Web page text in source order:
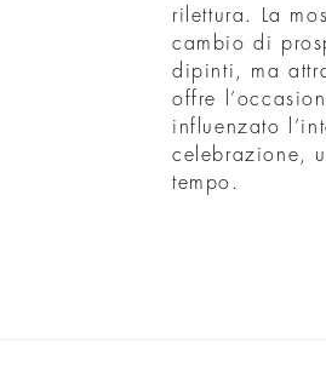
rilettura. La
cambio di
dipinti, ma
offre
influenzato
celebrazione,
tempo.